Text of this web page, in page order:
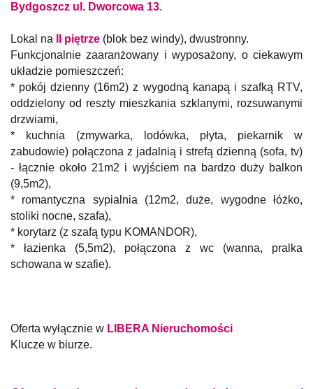
Bydgoszcz ul. Dworcowa 13.
Lokal na II piętrze (blok bez windy), dwustronny.
Funkcjonalnie zaaranżowany i wyposażony, o ciekawym
układzie pomieszczeń:
* pokój dzienny (16m2) z wygodną kanapą i szafką RTV,
oddzielony od reszty mieszkania szklanymi, rozsuwanymi
drzwiami,
* kuchnia (zmywarka, lodówka, płyta, piekarnik w
zabudowie) połączona z jadalnią i strefą dzienną (sofa, tv)
- łącznie około 21m2 i wyjściem na bardzo duży balkon
(9,5m2),
* romantyczna sypialnia (12m2, duże, wygodne łóżko,
stoliki nocne, szafa),
* korytarz (z szafą typu KOMANDOR),
* łazienka (5,5m2), połączona z wc (wanna, pralka
schowana w szafie).
Oferta wyłącznie w LIBERA Nieruchomości
Klucze w biurze.